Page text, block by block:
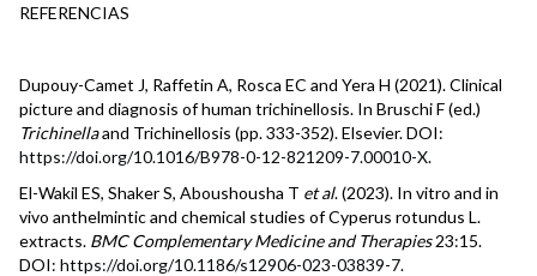
REFERENCIAS
Dupouy-Camet J, Raffetin A, Rosca EC and Yera H (2021). Clinical
picture and diagnosis of human trichinellosis. In Bruschi F (ed.)
Trichinellaand Trichinellosis (pp. 333-352). Elsevier. DOI:
https://doi.org/10.1016/B978-0-12-821209-7.00010-X.
El-Wakil ES, Shaker S, Aboushousha T et al. (2023). In vitro and in
vivo anthelmintic and chemical studies of Cyperus rotundus L.
extracts. BMC Complementary Medicine and Therapies23:15.
DOI: https://doi.org/10.1186/s12906-023-03839-7.